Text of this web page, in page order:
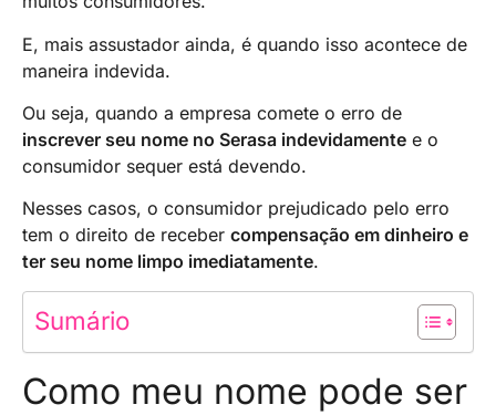
E, mais assustador ainda, é quando isso acontece de
maneira indevida.
Ou seja, quando a empresa comete o erro de
inscrever seu nome no Serasa indevidamente e o
consumidor sequer está devendo.
Nesses casos, o consumidor prejudicado pelo erro
tem o direito de receber compensação em dinheiro e
ter seu nome limpo imediatamente.
Sumário
Como meu nome pode ser